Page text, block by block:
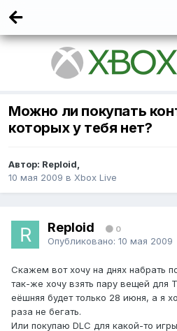
Можно ли покупать
которых у тебя нет?
Автор: Reploid,
10 мая 2009 в Xbox Live
Reploid 0
Опубликовано: 10 мая 2009
Скажем вот хочу на днях набрать
так-же хочу взять пару вещей для
еёшняя будет только 28 июня, а я
раза не бегать.
Или покупаю DLC для какой-то